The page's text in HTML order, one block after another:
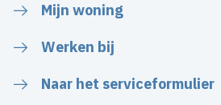
Mijn woning
Werken bij
Naar het serviceformulier